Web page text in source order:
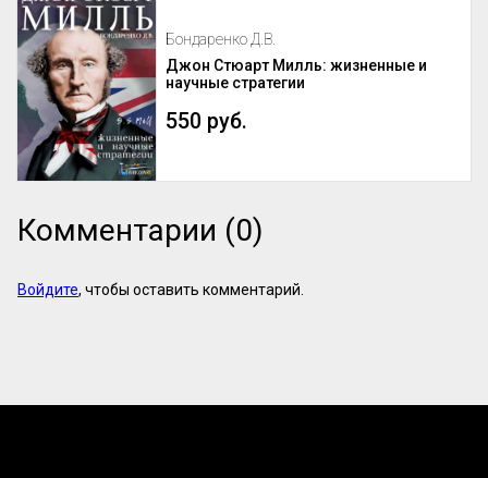
Бондаренко Д.В.
Джон Стюарт Милль: жизненные и
научные стратегии
550 руб.
Комментарии (0)
Войдите, чтобы оставить комментарий.